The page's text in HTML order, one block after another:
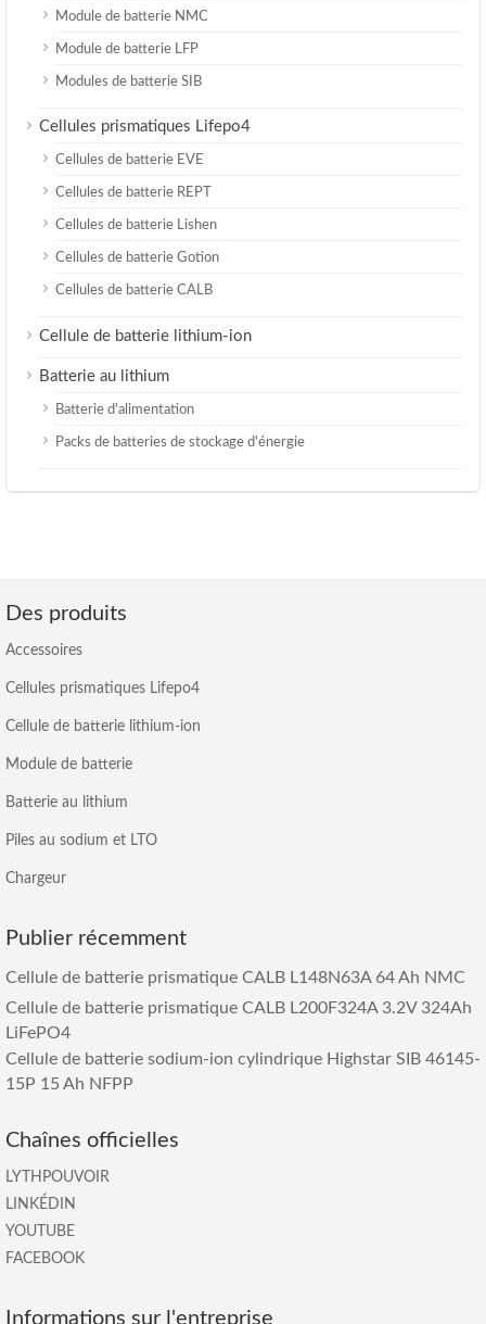
Module de batterie NMC
Module de batterie LFP
Modules de batterie SIB
Cellules prismatiques Lifepo4
Cellules de batterie EVE
Cellules de batterie REPT
Cellules de batterie Lishen
Cellules de batterie Gotion
Cellules de batterie CALB
Cellule de batterie lithium-ion
Batterie au lithium
Batterie d'alimentation
Packs de batteries de stockage d'énergie
Des produits
Accessoires
Cellules prismatiques Lifepo4
Cellule de batterie lithium-ion
Module de batterie
Batterie au lithium
Piles au sodium et LTO
Chargeur
Publier récemment
Cellule de batterie prismatique CALB L148N63A 64 Ah NMC
Cellule de batterie prismatique CALB L200F324A 3.2V 324Ah
LiFePO4
Cellule de batterie sodium-ion cylindrique Highstar SIB 46145-
15P 15 Ah NFPP
Chaînes officielles
LYTHPOUVOIR
LINKÉDIN
YOUTUBE
FACEBOOK
Informations sur l'entreprise